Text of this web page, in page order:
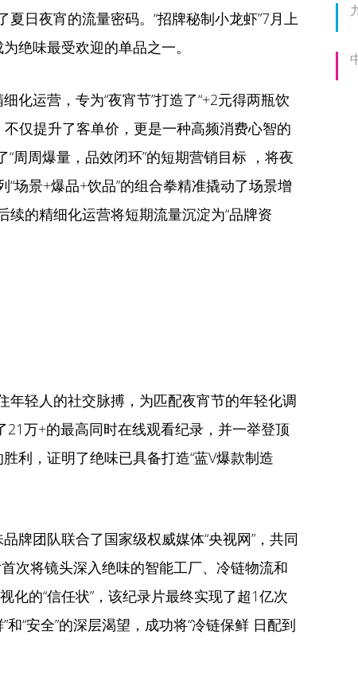
日夜宵的流量密码。“招牌秘制小龙虾”7月上
绝味最受欢迎的单品之一。
化运营，专为“夜宵节”打造了“+2元得两瓶饮
不仅提升了客单价，更是一种高频消费心智的
周周爆量，品效闭环”的短期营销目标 ，将夜
场景+爆品+饮品”的组合拳精准撬动了场景增
的精细化运营将短期流量沉淀为“品牌资
轻人的社交脉搏，为匹配夜宵节的年轻化调
21万+的最高同时在线观看纪录，并一举登顶
利，证明了绝味已具备打造“蓝V爆款制造
牌团队联合了国家级权威媒体“央视网”，共同
次将镜头深入绝味的智能工厂、冷链物流和
的“信任状”，该纪录片最终实现了超1亿次
“安全”的深层渴望，成功将“冷链保鲜 日配到